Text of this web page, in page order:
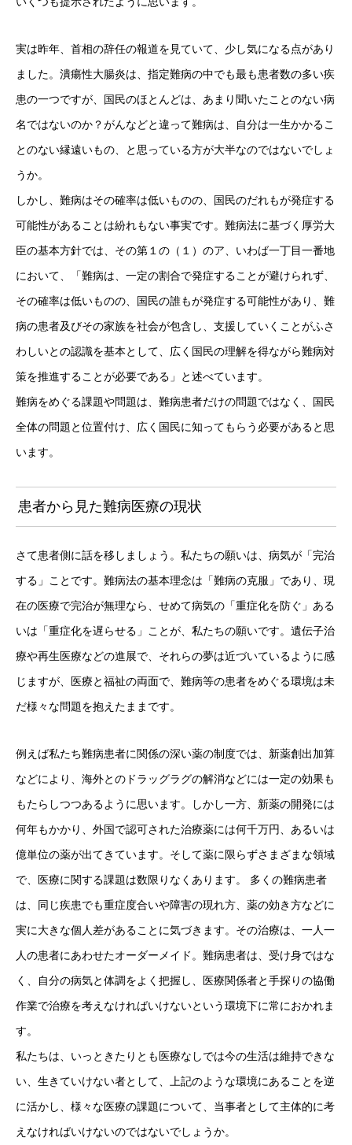
実は昨年、首相の辞任の報道を見ていて、少し気になる点があり
ました。潰瘍性大腸炎は、指定難病の中でも最も患者数の多い疾
患の一つですが、国民のほとんどは、あまり聞いたことのない病
名ではないのか？がんなどと違って難病は、自分は一生かかるこ
とのない縁遠いもの、と思っている方が大半なのではないでしょ
うか。
しかし、難病はその確率は低いものの、国民のだれもが発症する
可能性があることは紛れもない事実です。難病法に基づく厚労大
臣の基本方針では、その第１の（１）のア、いわば一丁目一番地
において、「難病は、一定の割合で発症することが避けられず、
その確率は低いものの、国民の誰もが発症する可能性があり、難
病の患者及びその家族を社会が包含し、支援していくことがふさ
わしいとの認識を基本として、広く国民の理解を得ながら難病対
策を推進することが必要である」と述べています。
難病をめぐる課題や問題は、難病患者だけの問題ではなく、国民
全体の問題と位置付け、広く国民に知ってもらう必要があると思
います。
患者から見た難病医療の現状
さて患者側に話を移しましょう。私たちの願いは、病気が「完治
する」ことです。難病法の基本理念は「難病の克服」であり、現
在の医療で完治が無理なら、せめて病気の「重症化を防ぐ」ある
いは「重症化を遅らせる」ことが、私たちの願いです。遺伝子治
療や再生医療などの進展で、それらの夢は近づいているように感
じますが、医療と福祉の両面で、難病等の患者をめぐる環境は未
だ様々な問題を抱えたままです。
例えば私たち難病患者に関係の深い薬の制度では、新薬創出加算
などにより、海外とのドラッグラグの解消などには一定の効果も
もたらしつつあるように思います。しかし一方、新薬の開発には
何年もかかり、外国で認可された治療薬には何千万円、あるいは
億単位の薬が出てきています。そして薬に限らずさまざまな領域
で、医療に関する課題は数限りなくあります。 多くの難病患者
は、同じ疾患でも重症度合いや障害の現れ方、薬の効き方などに
実に大きな個人差があることに気づきます。その治療は、一人一
人の患者にあわせたオーダーメイド。難病患者は、受け身ではな
く、自分の病気と体調をよく把握し、医療関係者と手探りの協働
作業で治療を考えなければいけないという環境下に常におかれま
す。
私たちは、いっときたりとも医療なしでは今の生活は維持できな
い、生きていけない者として、上記のような環境にあることを逆
に活かし、様々な医療の課題について、当事者として主体的に考
えなければいけないのではないでしょうか。